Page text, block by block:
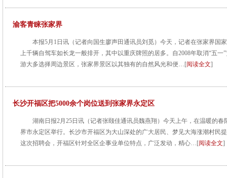
渝客青睐张家界
本报5月1日讯（记者向国生廖声田通讯员刘觅）今天，记者在张家界国
上千辆自驾车如长龙一般排开，其中以重庆牌照的居多。自2008年取消“五
游大多选择周边景区，张家界景区以其独有的自然风光和便…[阅读全文]
长沙开福区把5000余个岗位送到张家界永定区
湖南日报2月25日讯（记者张颐佳通讯员魏燕翔）今天上午，在温暖的
界市永定区举行。长沙市开福区为大山深处的广大居民、梦见大海涨潮村民
这次招聘会，开福区针对全区企事业单位特点，广泛发动，精心…[阅读全文]